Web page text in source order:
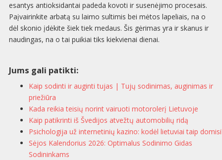
esantys antioksidantai padeda kovoti ir susenėjimo procesais.
Paįvairinkite arbatą su laimo sultimis bei mėtos lapeliais, na o
dėl skonio įdėkite šiek tiek medaus. Šis gėrimas yra ir skanus ir
naudingas, na o tai puikiai tiks kiekvienai dienai.
Jums gali patikti:
Kaip sodinti ir auginti tujas | Tujų sodinimas, auginimas ir
priežiūra
Kada reikia teisių norint vairuoti motorolerį Lietuvoje
Kaip patikrinti iš Švedijos atvežtų automobilių ridą
Psichologija už internetinių kazino: kodėl lietuviai taip
Sėjos Kalendorius 2026: Optimalus Sodinimo Gidas
Sodininkams